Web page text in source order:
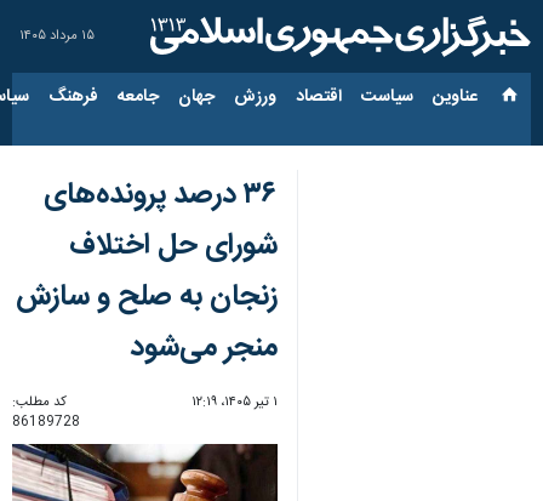
۱۵ مرداد ۱۴۰۵
عناوین‌ سیاست اقتصاد ورزش جهان جامعه فرهنگ
۳۶ درصد پرونده‌های
شورای حل اختلاف
زنجان به صلح و سازش
منجر می‌شود
۱ تیر ۱۴۰۵، ۱۲:۱۹
کد مطلب:
86189728